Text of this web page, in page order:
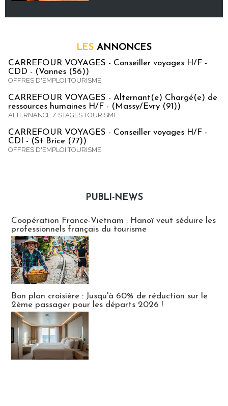
LES ANNONCES
CARREFOUR VOYAGES - Conseiller voyages H/F -
CDD - (Vannes (56))
OFFRES D'EMPLOI TOURISME
CARREFOUR VOYAGES - Alternant(e) Chargé(e) de
ressources humaines H/F - (Massy/Evry (91))
ALTERNANCE / STAGES TOURISME
CARREFOUR VOYAGES - Conseiller voyages H/F -
CDI - (St Brice (77))
OFFRES D'EMPLOI TOURISME
PUBLI-NEWS
Coopération France-Vietnam : Hanoï veut séduire les
professionnels français du tourisme
Bon plan croisière : Jusqu'à 60% de réduction sur le
2ème passager pour les départs 2026 !